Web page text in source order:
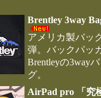
Brentley 3way
アメリカ製バッ
弾。バックパッ
Brentleyの3way
グ。
AirPad pro 「究